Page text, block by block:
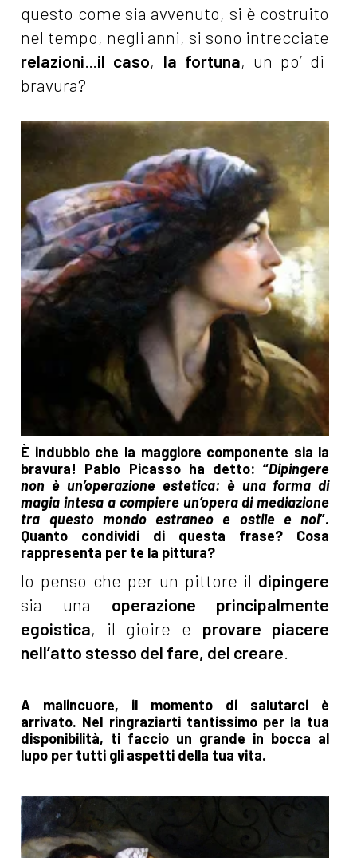
questo come sia avvenuto, si è costruito
nel tempo, negli anni, si sono intrecciate
relazioni
il caso, la fortuna, un po’ di
bravura?
È indubbio che la maggiore componente sia la
bravura! Pablo Picasso ha detto: “Dipingere
non è un’operazione estetica: è una forma di
magia intesa a compiere un’opera di mediazione
tra questo mondo estraneo e ostile e noi”.
Quanto condividi di questa frase? Cosa
rappresenta per te la pittura?
Io penso che per un pittore il dipingere
sia una operazione principalmente
egoistica, il gioire e provare piacere
nell’atto stesso del fare, del creare.
A malincuore, il momento di salutarci è
arrivato. Nel ringraziarti tantissimo per la tua
disponibilità, ti faccio un grande in bocca al
lupo per tutti gli aspetti della tua vita.